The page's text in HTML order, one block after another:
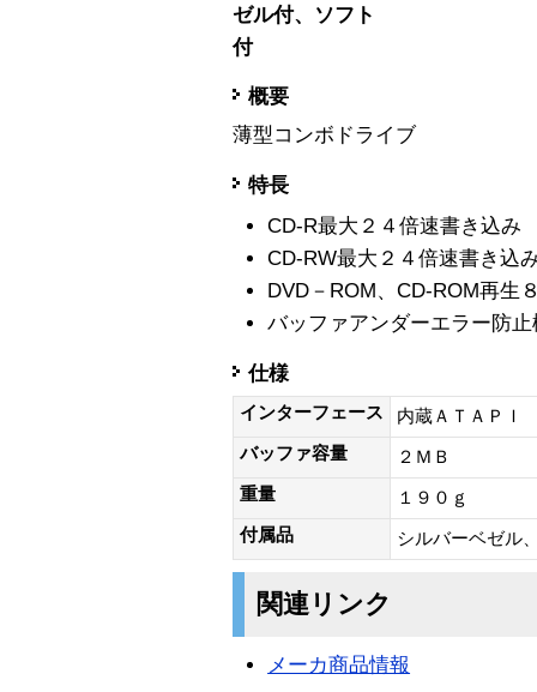
ゼル付、ソフト
付
概要
薄型コンボドライブ
特長
CD-R最大２４倍速書き込み
CD-RW最大２４倍速書き込
DVD－ROM、CD-ROM再生
バッファアンダーエラー防止
仕様
インターフェース
内蔵ＡＴＡＰＩ
バッファ容量
２ＭＢ
重量
１９０ｇ
付属品
シルバーベゼル
関連リンク
メーカ商品情報